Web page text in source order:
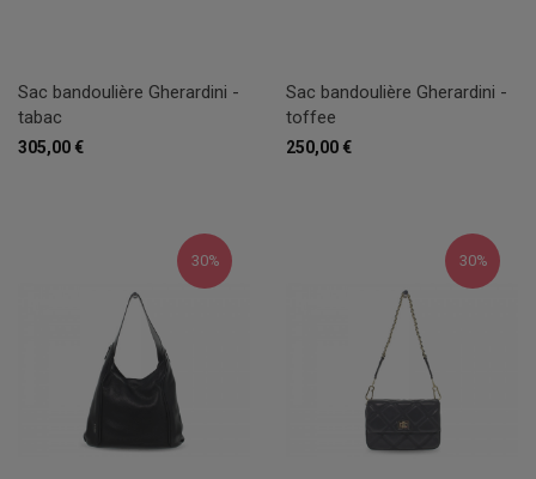
Sac bandoulière Gherardini -
tabac
305,00 €
Sac bandoulière Gherardini -
toffee
250,00 €
30% 30%